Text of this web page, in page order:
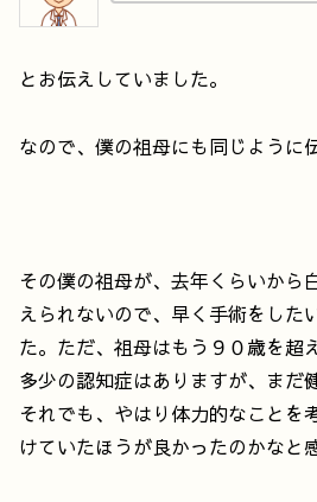
とお伝えしていました。
なので、僕の祖母にも同じように
その僕の祖母が、去年くらいから
えられないので、早く手術をした
た。ただ、祖母はもう９０歳を超
多少の認知症はありますが、まだ
それでも、やはり体力的なことを
けていたほうが良かったのかなと